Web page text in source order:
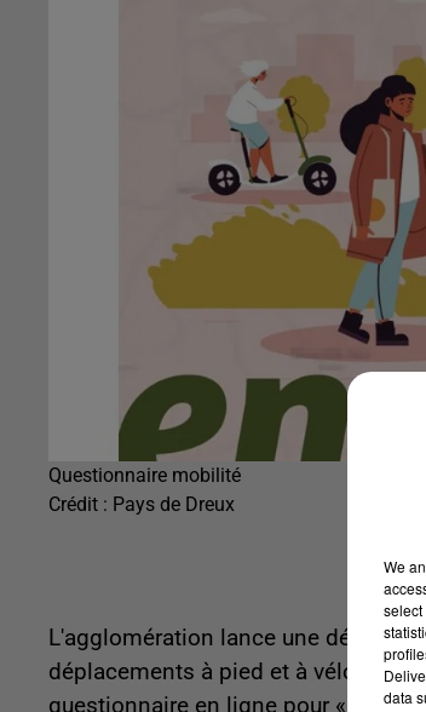
Questionnaire mobilité
Crédit : Pays de Dreux
L'agglomération lance une
déplacements à pied et à vélo de
questionnaire en ligne pour «
We
data